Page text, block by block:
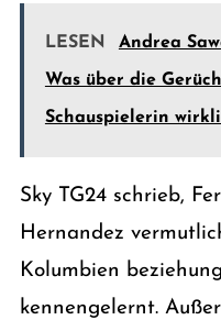
LESEN Andrea
Was über die
Schauspielerin
Sky TG24 schrieb,
Hernandez
Kolumbien
kennengelernt.